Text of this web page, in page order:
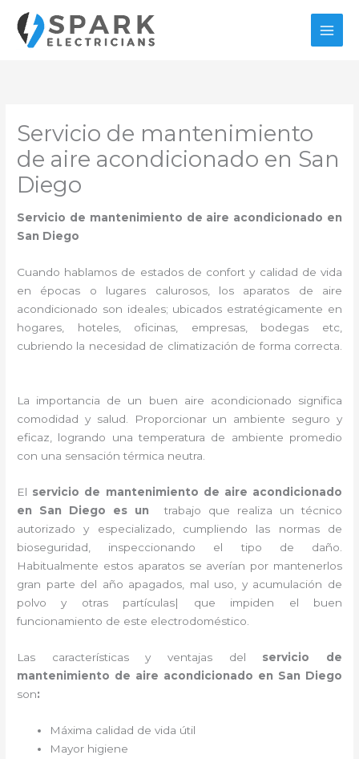
contenido
Servicio de mantenimiento
de aire acondicionado en San
Diego
Servicio de mantenimiento de aire acondicionado en
San Diego
Cuando hablamos de estados de confort y calidad de vida
en épocas o lugares calurosos, los aparatos de aire
acondicionado son ideales; ubicados estratégicamente en
hogares, hoteles, oficinas, empresas, bodegas etc,
cubriendo la necesidad de climatización de forma correcta.
La importancia de un buen aire acondicionado significa
comodidad y salud. Proporcionar un ambiente seguro y
eficaz, logrando una temperatura de ambiente promedio
con una sensación térmica neutra.
El servicio de mantenimiento de aire acondicionado
en San Diego es un
trabajo que realiza un técnico
autorizado y especializado, cumpliendo las normas de
bioseguridad, inspeccionando el tipo de daño.
Habitualmente estos aparatos se averían por mantenerlos
gran parte del año apagados, mal uso, y acumulación de
polvo y otras partículas| que impiden el buen
funcionamiento de este electrodoméstico.
Las características y ventajas del servicio de
mantenimiento de aire acondicionado en San Diego
son:
Máxima calidad de vida útil
Mayor higiene